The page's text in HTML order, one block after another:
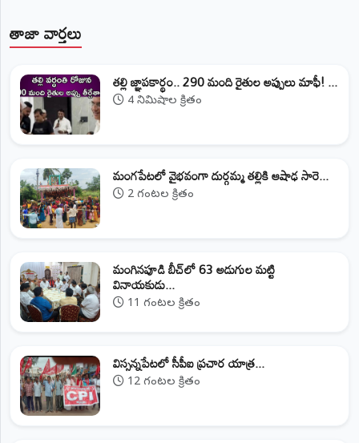
తాజా వార్తలు
తల్లి జ్ఞాపకార్థం.. 290 మంది రైతుల అప్పులు మాఫీ! ...
4 నిమిషాల క్రితం
మంగపేటలో వైభవంగా దుర్గమ్మ తల్లికి ఆషాఢ సారె...
2 గంటల క్రితం
మంగినపూడి బీచ్‌లో 63 అడుగుల మట్టి
వినాయకుడు...
11 గంటల క్రితం
విస్సన్నపేటలో సీపీఐ ప్రచార యాత్ర...
12 గంటల క్రితం